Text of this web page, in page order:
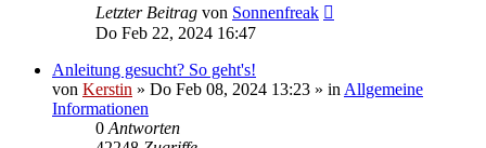
Letzter Beitrag von Sonnenfreak
Do Feb 22, 2024 16:47
Anleitung gesucht? So geht's!
von Kerstin » Do Feb 08, 2024 13:23 » in Allgemeine
Informationen
0 Antworten